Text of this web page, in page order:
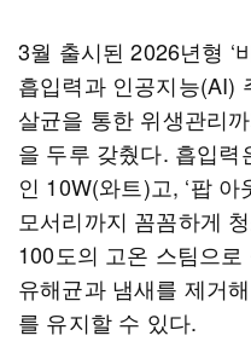
3월 출시된 2026년형 ‘
흡입력과 인공지능(AI)
살균을 통한 위생관리
을 두루 갖췄다. 흡입
인 10W(와트)고, ‘팝
모서리까지 꼼꼼하게
100도의 고온 스팀으
유해균과 냄새를 제거
를 유지할 수 있다.